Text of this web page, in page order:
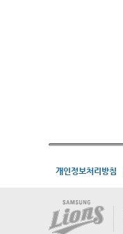
개인정보처리방침